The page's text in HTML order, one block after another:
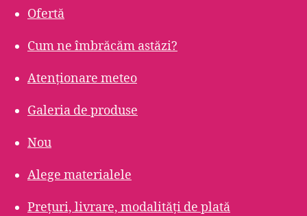
Ofertă
Cum ne îmbrăcăm astăzi?
Atenționare meteo
Galeria de produse
Nou
Alege materialele
Prețuri, livrare, modalități de plată